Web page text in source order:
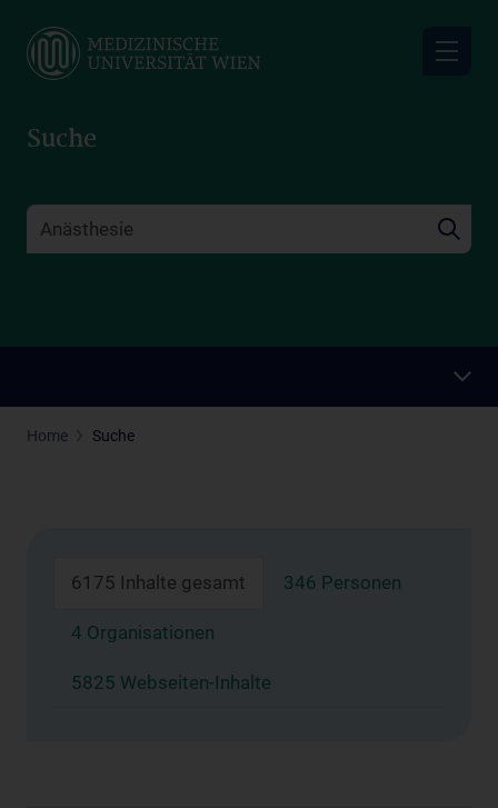
main
Suche
Home Suche
6175 Inhalte gesamt 346 Personen
4 Organisationen
5825 Webseiten-Inhalte